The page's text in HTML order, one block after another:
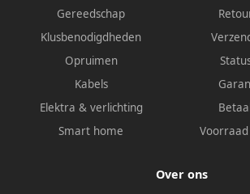
Gereedschap
Klusbenodigdheden
Opruimen
Kabels
Elektra & verlichting
Smart home
Over ons